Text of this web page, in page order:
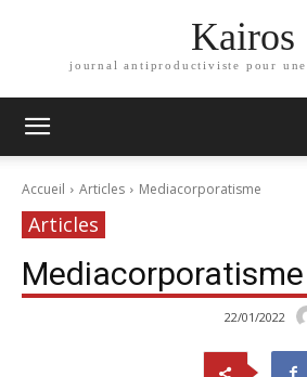
Kairos
journal antiproductiviste pour une
Accueil Articles Mediacorporatisme
Articles
Mediacorporatisme
22/01/2022